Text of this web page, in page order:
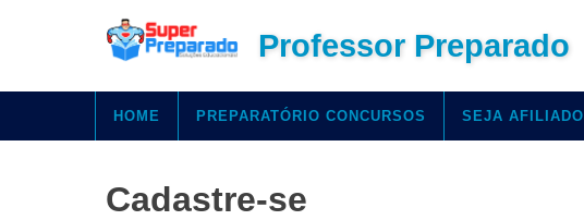
Professor Preparado
HOME PREPARATÓRIO CONCURSOS SEJA AFILIADO
Cadastre-se